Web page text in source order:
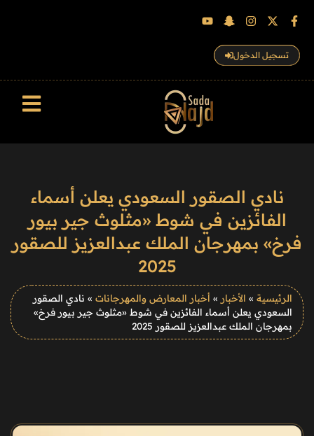
تسجيل الدخول
نادي الصقور السعودي يعلن أسماء
الفائزين في شوط «مثلوث جير بيور
فرخ» بمهرجان الملك عبدالعزيز للصقور
2025
الرئيسية » الأخبار » أخبار المعارض والمهرجانات » نادي الصقور
السعودي يعلن أسماء الفائزين في شوط «مثلوث جير بيور فرخ»
بمهرجان الملك عبدالعزيز للصقور 2025